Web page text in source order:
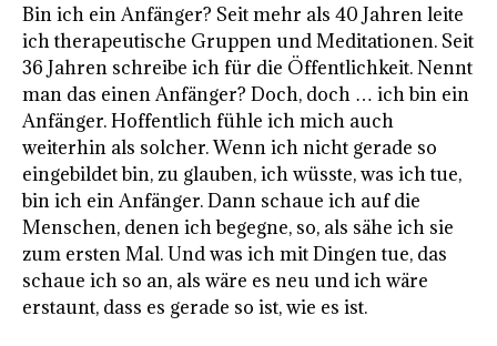
Bin ich ein Anfänger? Seit mehr als 40 Jahren leite
ich therapeutische Gruppen und Meditationen. Seit
36 Jahren schreibe ich für die Öffentlichkeit. Nennt
man das einen Anfänger? Doch, doch … ich bin ein
Anfänger. Hoffentlich fühle ich mich auch
weiterhin als solcher. Wenn ich nicht gerade so
eingebildet bin, zu glauben, ich wüsste, was ich tue,
bin ich ein Anfänger. Dann schaue ich auf die
Menschen, denen ich begegne, so, als sähe ich sie
zum ersten Mal. Und was ich mit Dingen tue, das
schaue ich so an, als wäre es neu und ich wäre
erstaunt, dass es gerade so ist, wie es ist.